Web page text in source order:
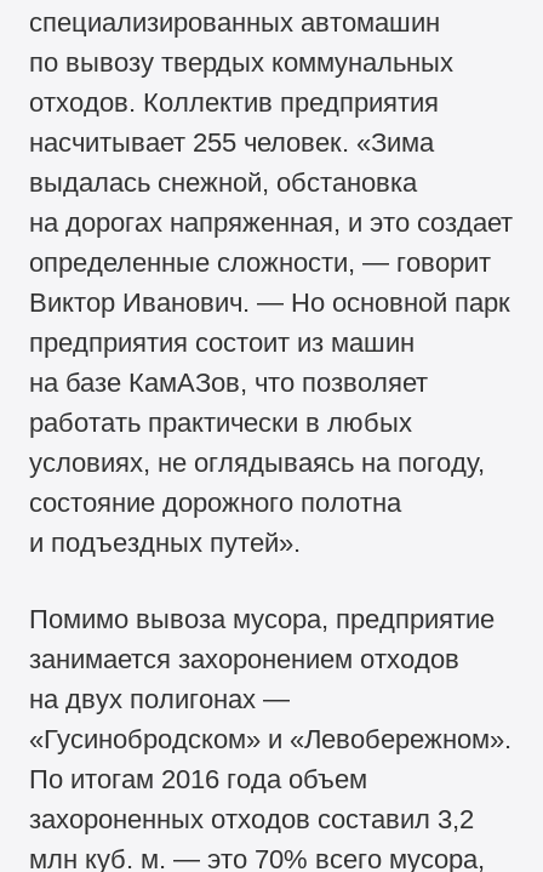
специализированных автомашин
по вывозу твердых коммунальных
отходов. Коллектив предприятия
насчитывает 255 человек. «Зима
выдалась снежной, обстановка
на дорогах напряженная, и это создает
определенные сложности, — говорит
Виктор Иванович. — Но основной парк
предприятия состоит из машин
на базе КамАЗов, что позволяет
работать практически в любых
условиях, не оглядываясь на погоду,
состояние дорожного полотна
и подъездных путей».
Помимо вывоза мусора, предприятие
занимается захоронением отходов
на двух полигонах —
«Гусинобродском» и «Левобережном».
По итогам 2016 года объем
захороненных отходов составил 3,2
млн куб. м. — это 70% всего мусора,